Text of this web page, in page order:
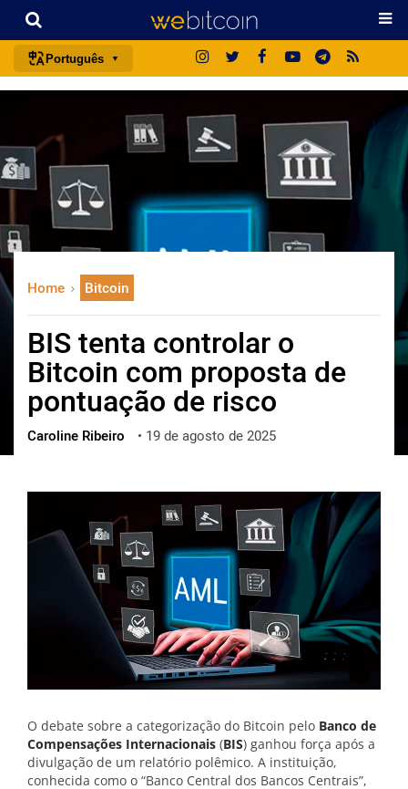
Português
français
italiano
中文
한국어
العربية
ไทย
ქართული
vietnamese
Home Bitcoin
BIS tenta controlar o
Bitcoin com proposta de
pontuação de risco
Caroline Ribeiro • 19 de agosto de 2025
O debate sobre a categorização do Bitcoin pelo Banco de
Compensações Internacionais (BIS) ganhou força após a
divulgação de um relatório polêmico. A instituição,
conhecida como o “Banco Central dos Bancos Centrais”,